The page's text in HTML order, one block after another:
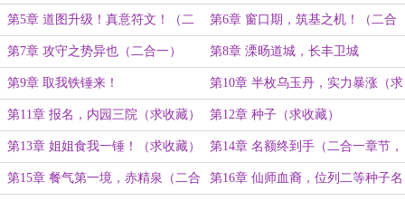
第5章 道图升级！真意符文！（二
合一）
第6章 窗口期，筑基之机！（二合
一）
第7章 攻守之势异也（二合一） 第8章 溧旸道城，长丰卫城
第9章 取我铁锤来！ 第10章 半枚乌玉丹，实力暴涨（求
收藏）
第11章 报名，内园三院（求收藏） 第12章 种子（求收藏）
第13章 姐姐食我一锤！（求收藏） 第14章 名额终到手（二合一章节，
求追读）
第15章 餐气第一境，赤精泉（二合 第16章 仙师血裔，位列二等种子名